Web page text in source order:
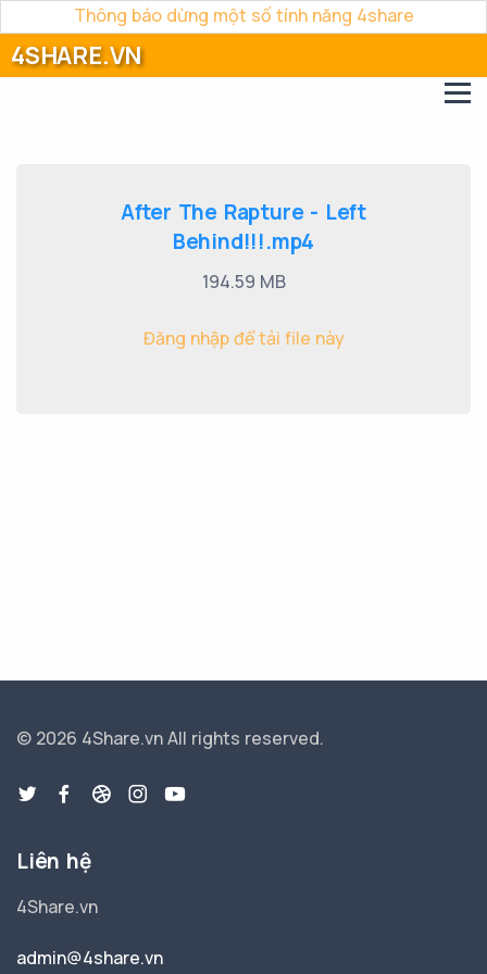
Thông báo dừng một số tính năng 4share
4SHARE.VN
After The Rapture - Left
Behind!!!.mp4
194.59 MB
Đăng nhập để tải file này
© 2026 4Share.vnAll rights reserved.
Liên hệ
4Share.vn
admin@4share.vn